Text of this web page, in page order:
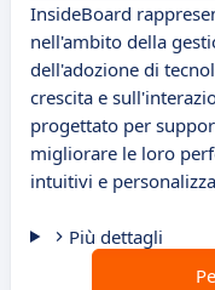
InsideBoard
nell'ambito della
dell'adozione di
crescita e
progettato per
migliorare le loro
intuitivi e
Più dettagli